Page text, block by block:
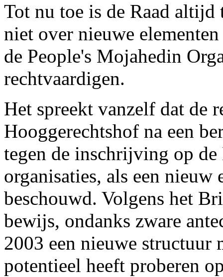
Tot nu toe is de Raad
niet over nieuwe
de People's Mojahedin
rechtvaardigen.
Het spreekt vanzelf dat de
Hooggerechtshof na een
tegen de inschrijving op
organisaties, als een
beschouwd. Volgens het
bewijs, ondanks zware
2003 een nieuwe structuur
potentieel heeft proberen